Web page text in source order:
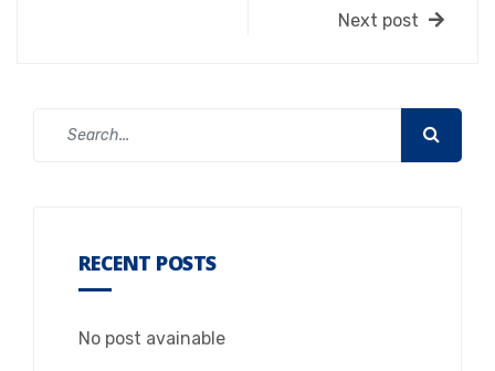
Next post
RECENT POSTS
No post avainable